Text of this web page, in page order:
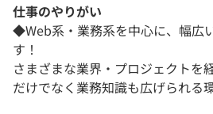
仕事のやりがい
◆Web系・業務系を中心に、幅広
す！
さまざまな業界・プロジェクトを
だけでなく業務知識も広げられる環